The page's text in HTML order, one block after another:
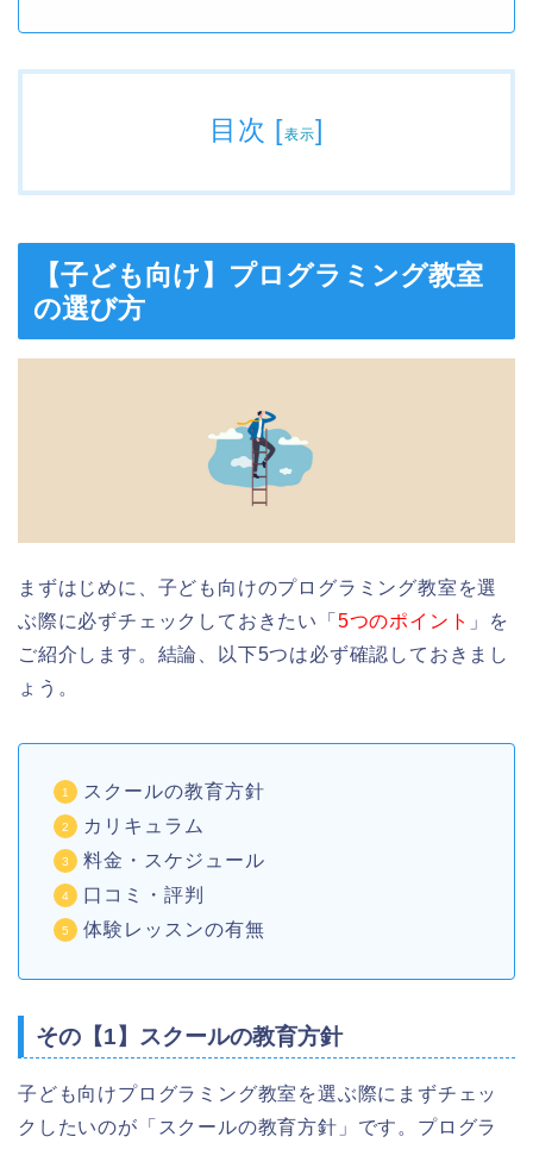
目次 [表示]
【子ども向け】プログラミング教室
の選び方
まずはじめに、子ども向けのプログラミング教室を選
ぶ際に必ずチェックしておきたい「 5つのポイント 」を
ご紹介します。結論、以下5つは必ず確認しておきまし
ょう。
スクールの教育方針
カリキュラム
料金・スケジュール
口コミ・評判
体験レッスンの有無
その【1】スクールの教育方針
子ども向けプログラミング教室を選ぶ際にまずチェッ
クしたいのが「スクールの教育方針」です。プログラ